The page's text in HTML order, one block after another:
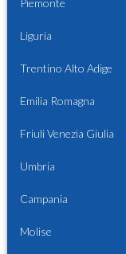
Piemonte
Liguria
Trentino Alto Adige
Emilia Romagna
Friuli Venezia Giulia
Umbria
Campania
Molise